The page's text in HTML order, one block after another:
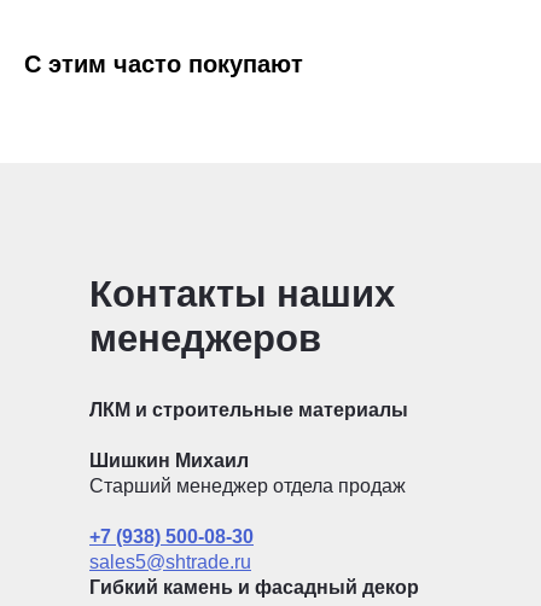
С этим часто покупают
Контакты наших
менеджеров
ЛКМ и строительные материалы
Шишкин Михаил
Старший менеджер отдела продаж
+7 (938) 500-08-30
sales5@shtrade.ru
Гибкий камень и фасадный декор